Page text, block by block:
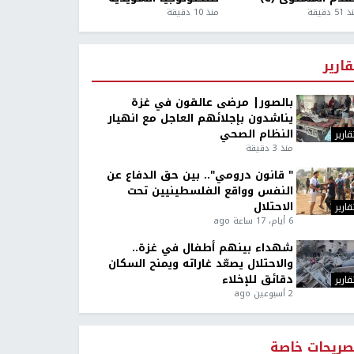
منذ 10 دقيقة
بالصور| مرضى عالقون في غزة
يناشدون بإجلائهم العاجل مع انهيار
النظام الصحي
منذ 3 دقيقة
" قانون درومي".. بين حق الدفاع عن
النفس وواقع الفلسطينيين تحت
الاحتلال
6 أيام، 17 ساعة ago
شهداء بينهم أطفال في غزة..
والاحتلال يصعّد غاراته ويمنح السكان
دقائق للإخلاء
2 أسبوعين ago
خاصة